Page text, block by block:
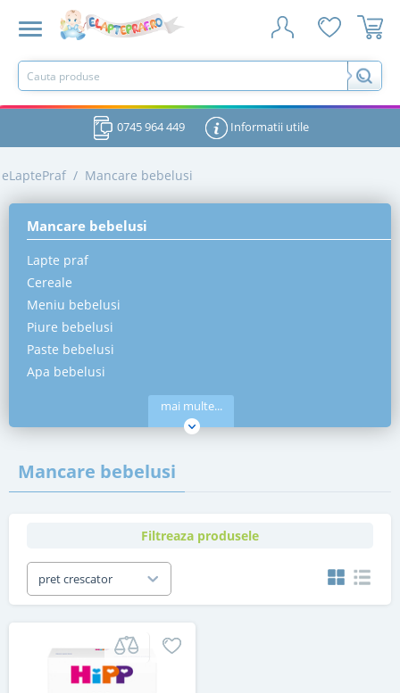
0745 964 449 Informatii utile
eLaptePraf / Mancare bebelusi
Mancare bebelusi
Lapte praf
Cereale
Meniu bebelusi
Piure bebelusi
Paste bebelusi
Apa bebelusi
mai multe...
Mancare bebelusi
Filtreaza produsele
pret crescator